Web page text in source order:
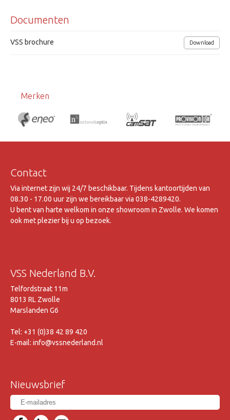
Afmetingen (bxhxd) 441 x 130 x 44 mm, 1HE
Voedingsspanning 100 - 240VAC, 50 - 60Hz
Documenten
VSS brochure Download
Merken
Contact
Via internet zijn wij 24/7 beschikbaar. Tijdens kantoortijden van
08.30 - 17.00 uur zijn we bereikbaar via 038-4289420.
U bent van harte welkom in onze showroom in Zwolle. We komen
ook met plezier bij u op bezoek.
VSS Nederland B.V.
Telfordstraat 11m
8013 RL Zwolle
Marslanden G6
Tel: +31 (0)38 42 89 420
E-mail: info@vssnederland.nl
Nieuwsbrief